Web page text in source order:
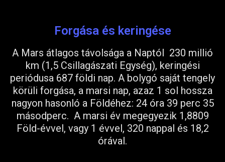
Forgása és keringése
A Mars átlagos távolsága a Naptól 230 millió
km (1,5 Csillagászati Egység), keringési
periódusa 687 földi nap. A bolygó saját tengely
körüli forgása, a marsi nap, azaz 1 sol hossza
nagyon hasonló a Földéhez: 24 óra 39 perc 35
másodperc. A marsi év megegyezik 1,8809
Föld-évvel, vagy 1 évvel, 320 nappal és 18,2
órával.